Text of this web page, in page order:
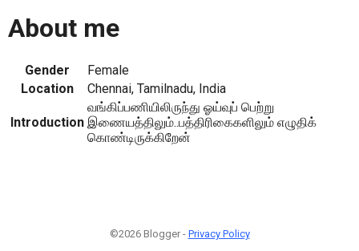
About me
Gender
Female
Location
Chennai, Tamilnadu, India
Introduction
வங்கிப்பணியிலிருந்து ஓய்வுப் பெற்று
இணையத்திலும்..பத்திரிகைகளிலும் எழுதிக்
கொண்டிருக்கிறேன்
©2026 Blogger - Privacy Policy